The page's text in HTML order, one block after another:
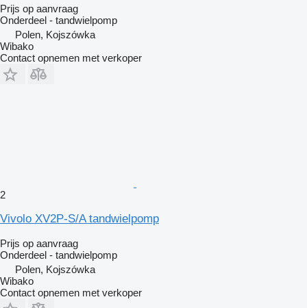
Prijs op aanvraag
Onderdeel - tandwielpomp
Polen, Kojszówka
Wibako
Contact opnemen met verkoper
2
Vivolo XV2P-S/A tandwielpomp
Prijs op aanvraag
Onderdeel - tandwielpomp
Polen, Kojszówka
Wibako
Contact opnemen met verkoper